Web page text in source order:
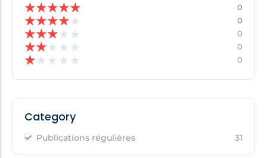
★★★★★ 0
★★★★★ 0
★★★★ ★ 0
★★★ ★ ★ 0
★★ ★ ★ ★ 0
Category
Publications régulières 31